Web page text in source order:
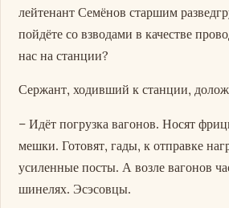
лейтенант Семёнов старшим
пойдёте со взводами в качестве
нас на станции?
Сержант, ходивший к станции,
– Идёт погрузка вагонов. Носят
мешки. Готовят, гады, к отправке
усиленные посты. А возле вагонов
шинелях. Эсэсовцы.